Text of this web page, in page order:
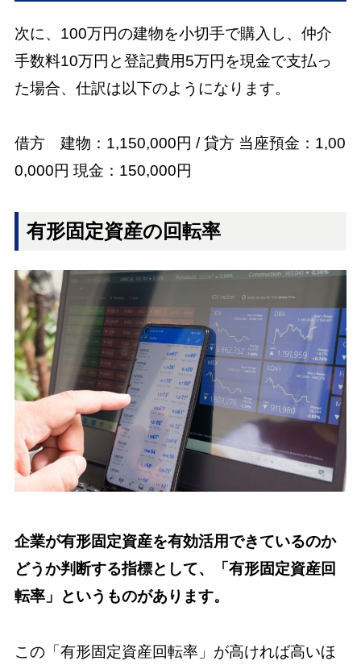
次に、100万円の建物を小切手で購入し、仲介
手数料10万円と登記費用5万円を現金で支払っ
た場合、仕訳は以下のようになります。
借方 建物：1,150,000円 / 貸方 当座預金：1,00
0,000円 現金：150,000円
有形固定資産の回転率
企業が有形固定資産を有効活用できているのか
どうか判断する指標として、「有形固定資産回
転率」というものがあります。
この「有形固定資産回転率」が高ければ高いほ